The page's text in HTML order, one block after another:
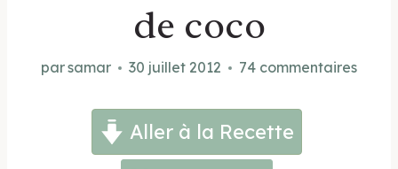
de coco
parsamar 30 juillet 2012 74 commentaires
Aller à la Recette